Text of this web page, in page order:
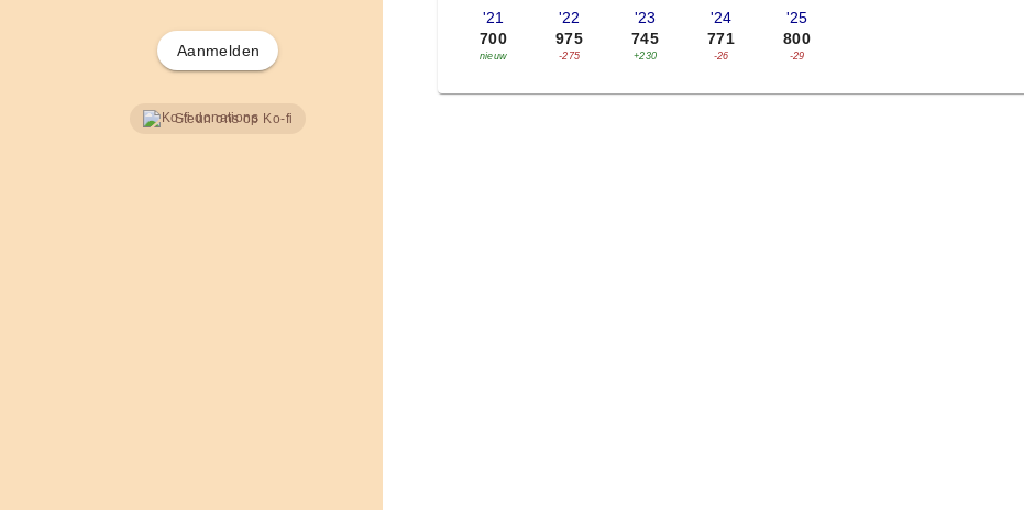
Aanmelden
Steun ons op Ko-fi
'21
700
nieuw
'22
975
-275
'23
745
+230
'24
771
-26
'25
800
-29